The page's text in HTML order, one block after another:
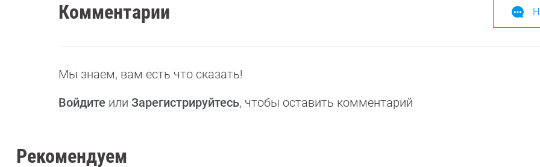
Комментарии
Мы знаем, вам есть что сказать!
Войдите или Зарегистрируйтесь, чтобы оставить комментарий
Рекомендуем